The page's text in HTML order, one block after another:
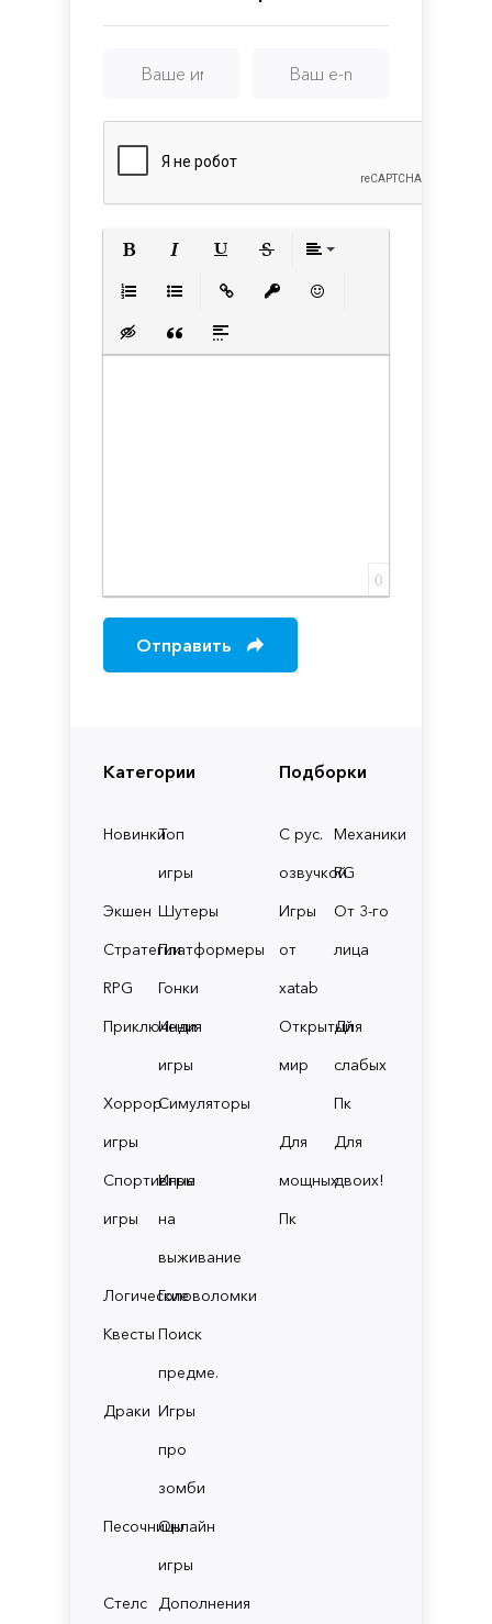
Категории
НовинкиТоп
игры
Экшен Шутеры
СтратегииПлатформеры
RPG
Гонки
Приключения
Инди
игры
Хоррор
игры
Симуляторы
Спортивные
игры
Игры
на
выживание
ЛогическиеГоловоломки
Квесты Поиск
предме.
Драки Игры
про
зомби
ПесочницыОнлайн
игры
Стелс
Дополнения
Подборки
С рус.
озвучкой
Механики
RG
Игры
от
xatab
От 3-го
лица
Открытый
мир
Для
слабых
Пк
Для
мощных
Пк
Для
двоих!
Вставка скрытого текста
Вставка цитаты
Вставка спойлера
0
Отправить